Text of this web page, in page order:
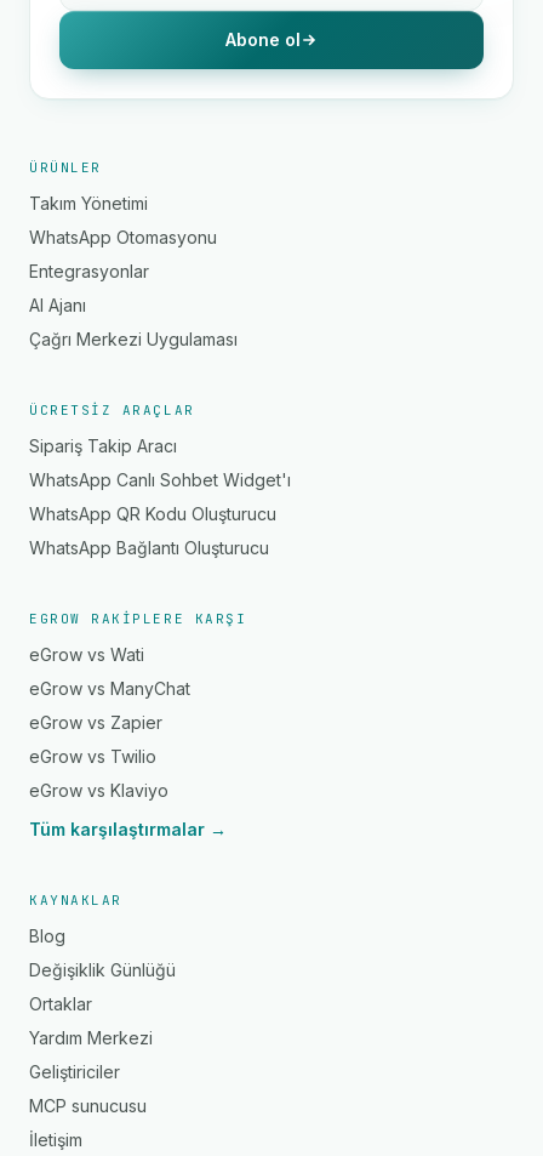
Abone ol
ÜRÜNLER
Takım Yönetimi
WhatsApp Otomasyonu
Entegrasyonlar
AI Ajanı
Çağrı Merkezi Uygulaması
ÜCRETSIZ ARAÇLAR
Sipariş Takip Aracı
WhatsApp Canlı Sohbet Widget'ı
WhatsApp QR Kodu Oluşturucu
WhatsApp Bağlantı Oluşturucu
EGROW RAKIPLERE KARŞI
eGrow vs Wati
eGrow vs ManyChat
eGrow vs Zapier
eGrow vs Twilio
eGrow vs Klaviyo
Tüm karşılaştırmalar →
KAYNAKLAR
Blog
Değişiklik Günlüğü
Ortaklar
Yardım Merkezi
Geliştiriciler
MCP sunucusu
İletişim